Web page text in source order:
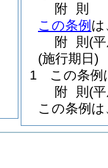
附 則
この条例 は
附 則 (
(施行期日)
1
この条例
附 則 (
この条例